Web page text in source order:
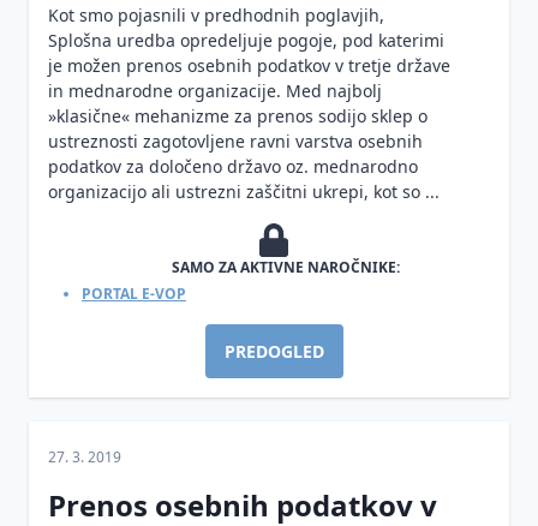
področju
kazenskega
pregona
Mnenja
smernice
Sodna
regulacija
podatkov
Informacije
javnega
značaja
Zakon o
informacijski
varnosti
varstvo
osebnih
podatkov
(DPO)
DPO
Kršitve
varnosti
osebnih
podatkov
upravljavcev
podatkov na
konkretnih
prakse
mnenja
dokumentacija
Varstvo
podatkov
Vprašanja
odgovori
Kot smo pojasnili v predhodnih poglavjih,
Splošna uredba opredeljuje pogoje, pod katerimi
je možen prenos osebnih podatkov v tretje države
in mednarodne organizacije. Med najbolj
»klasične« mehanizme za prenos sodijo sklep o
ustreznosti zagotovljene ravni varstva osebnih
podatkov za določeno državo oz. mednarodno
organizacijo ali ustrezni zaščitni ukrepi, kot so ...
SAMO ZA AKTIVNE NAROČNIKE:
PORTAL E-VOP
PREDOGLED
27. 3. 2019
Prenos osebnih podatkov v